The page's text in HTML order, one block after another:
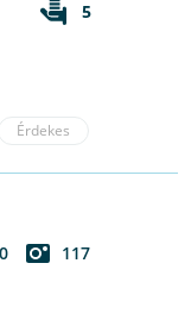
5
Érdekes
117